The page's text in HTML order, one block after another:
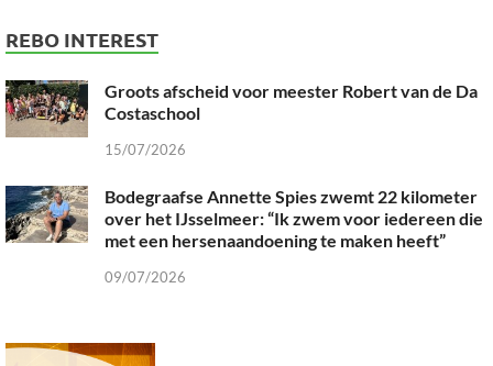
REBO INTEREST
Groots afscheid voor meester Robert van de Da
Costaschool
15/07/2026
Bodegraafse Annette Spies zwemt 22 kilometer
over het IJsselmeer: “Ik zwem voor iedereen die
met een hersenaandoening te maken heeft”
09/07/2026